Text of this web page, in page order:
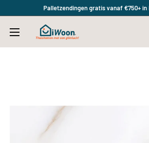
content
Palletzendingen gratis vanaf €750+ in
iWoon.nl